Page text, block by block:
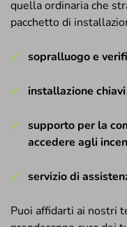
quella ordinaria che
pacchetto di
sopralluogo e
installazione
supporto per la
accedere agli
servizio di
Puoi affidarti ai nostri